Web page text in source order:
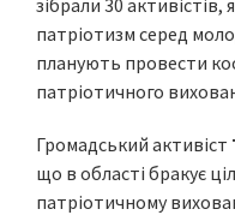
зібрали 30 активістів,
патріотизм серед
планують провести
патріотичного
Громадський активіст
що в області бракує
патріотичному